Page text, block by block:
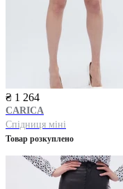
₴ 1 264
CARICA
Спідниця міні
Товар розкуплено